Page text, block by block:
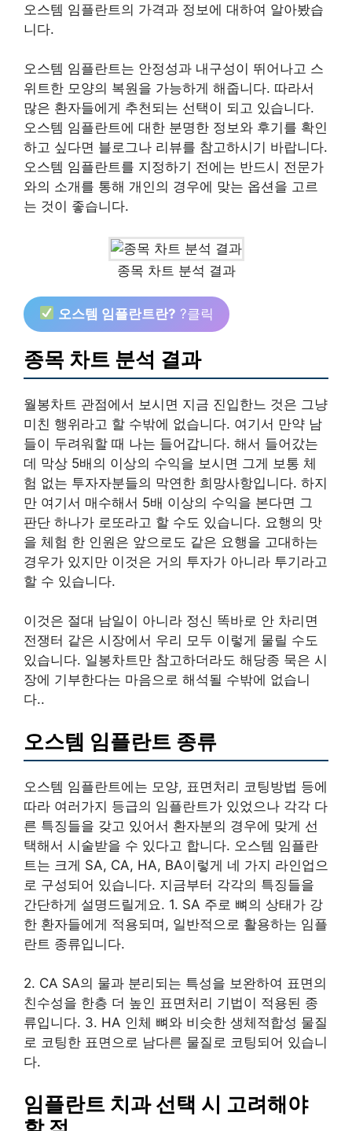
오스템 임플란트의 가격과 정보에 대하여 알아봤습
니다.
오스템 임플란트는 안정성과 내구성이 뛰어나고 스
위트한 모양의 복원을 가능하게 해줍니다. 따라서
많은 환자들에게 추천되는 선택이 되고 있습니다.
오스템 임플란트에 대한 분명한 정보와 후기를 확인
하고 싶다면 블로그나 리뷰를 참고하시기 바랍니다.
오스템 임플란트를 지정하기 전에는 반드시 전문가
와의 소개를 통해 개인의 경우에 맞는 옵션을 고르
는 것이 좋습니다.
종목 차트 분석 결과
오스템 임플란트란? ?클릭
종목 차트 분석 결과
월봉차트 관점에서 보시면 지금 진입한느 것은 그냥
미친 행위라고 할 수밖에 없습니다. 여기서 만약 남
들이 두려워할 때 나는 들어갑니다. 해서 들어갔는
데 막상 5배의 이상의 수익을 보시면 그게 보통 체
험 없는 투자자분들의 막연한 희망사항입니다. 하지
만 여기서 매수해서 5배 이상의 수익을 본다면 그
판단 하나가 로또라고 할 수도 있습니다. 요행의 맛
을 체험 한 인원은 앞으로도 같은 요행을 고대하는
경우가 있지만 이것은 거의 투자가 아니라 투기라고
할 수 있습니다.
이것은 절대 남일이 아니라 정신 똑바로 안 차리면
전쟁터 같은 시장에서 우리 모두 이렇게 물릴 수도
있습니다. 일봉차트만 참고하더라도 해당종 묵은 시
장에 기부한다는 마음으로 해석될 수밖에 없습니
다..
오스템 임플란트 종류
오스템 임플란트에는 모양, 표면처리 코팅방법 등에
따라 여러가지 등급의 임플란트가 있었으나 각각 다
른 특징들을 갖고 있어서 환자분의 경우에 맞게 선
택해서 시술받을 수 있다고 합니다. 오스템 임플란
트는 크게 SA, CA, HA, BA이렇게 네 가지 라인업으
로 구성되어 있습니다. 지금부터 각각의 특징들을
간단하게 설명드릴게요. 1. SA 주로 뼈의 상태가 강
한 환자들에게 적용되며, 일반적으로 활용하는 임플
란트 종류입니다.
2. CA SA의 물과 분리되는 특성을 보완하여 표면의
친수성을 한층 더 높인 표면처리 기법이 적용된 종
류입니다. 3. HA 인체 뼈와 비슷한 생체적합성 물질
로 코팅한 표면으로 남다른 물질로 코팅되어 있습니
다.
임플란트 치과 선택 시 고려해야